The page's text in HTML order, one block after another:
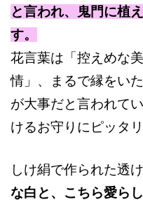
と言われ、鬼門に植
す。
花言葉は「控えめな
情」、まるで縁をい
が大事だと言われて
けるお守りにピッタリ
しけ絹で作られた透
な白と、こちら愛ら